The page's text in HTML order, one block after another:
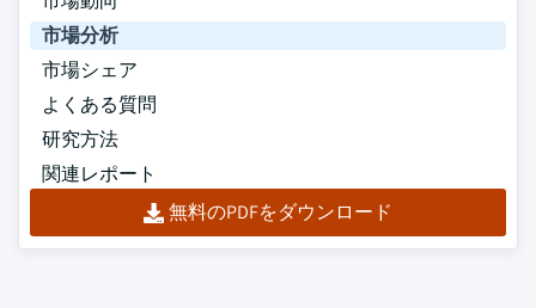
市場分析
市場シェア
よくある質問
研究方法
関連レポート
無料のPDFをダウンロード